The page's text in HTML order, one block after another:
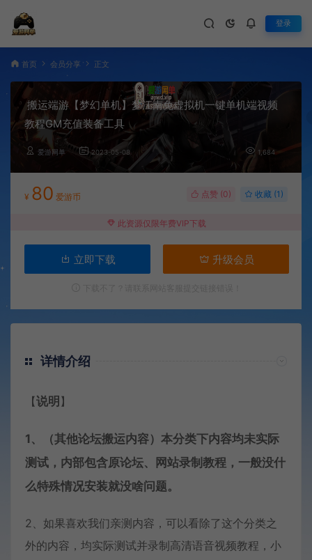
登录
首页 会员分享 正文
搬运端游【梦幻单机】梦江南免虚拟机一键单机端视频
教程GM充值装备工具
爱游网单 2023-05-08 1,684
¥ 80 爱游币 点赞 (0) 收藏 (1)
此资源仅限年费VIP下载
立即下载 升级会员
详情介绍
【说明 】
1、（其他论坛搬运内容）本分类下内容均未实际
测试，内部包含原论坛、网站录制教程，一般没什
么特殊情况安装就没啥问题。
2、如果喜欢我们亲测内容，可以看除了这个分类之
外的内容，均实际测试并录制高清语音视频教程，小